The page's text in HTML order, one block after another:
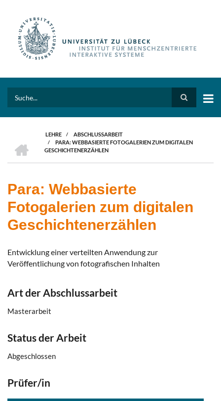
PFADNAVIGATION
LEHRE / ABSCHLUSSARBEIT
/
PARA: WEBBASIERTE FOTOGALERIEN ZUM DIGITALEN
GESCHICHTENERZÄHLEN
Para: Webbasierte
Fotogalerien zum digitalen
Geschichtenerzählen
Entwicklung einer verteilten Anwendung zur
Veröffentlichung von fotografischen Inhalten
Art der Abschlussarbeit
Masterarbeit
Status der Arbeit
Abgeschlossen
Prüfer/in